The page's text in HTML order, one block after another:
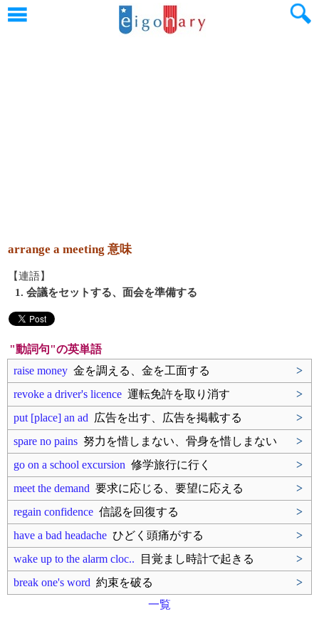
arrange a meeting 意味
【連語】
1. 会議をセットする、面会を準備する
"動詞句"の英単語
raise money 金を調える、金を工面する
>
revoke a driver's licence 運転免許を取り消す
>
put [place] an ad 広告を出す、広告を掲載する
>
spare no pains 努力を惜しまない、骨身を惜しまない
>
go on a school excursion 修学旅行に行く
>
meet the demand 要求に応じる、要望に応える
>
regain confidence 信認を回復する
>
have a bad headache ひどく頭痛がする
>
wake up to the alarm cloc.. 目覚まし時計で起きる
>
break one's word 約束を破る
>
一覧